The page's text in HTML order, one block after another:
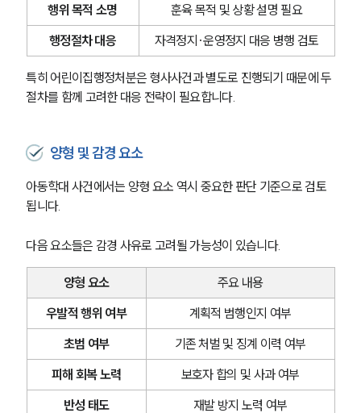
행위 목적 소명
훈육 목적 및 상황 설명 필요
행정절차 대응
자격정지·운영정지 대응 병행 검토
특히 어린이집행정처분은 형사사건과 별도로 진행되기 때문에 두
절차를 함께 고려한 대응 전략이 필요합니다.
양형 및 감경 요소
아동학대 사건에서는 양형 요소 역시 중요한 판단 기준으로 검토
됩니다.
다음 요소들은 감경 사유로 고려될 가능성이 있습니다.
양형 요소
주요 내용
우발적 행위 여부
계획적 범행인지 여부
초범 여부
기존 처벌 및 징계 이력 여부
피해 회복 노력
보호자 합의 및 사과 여부
반성 태도
재발 방지 노력 여부